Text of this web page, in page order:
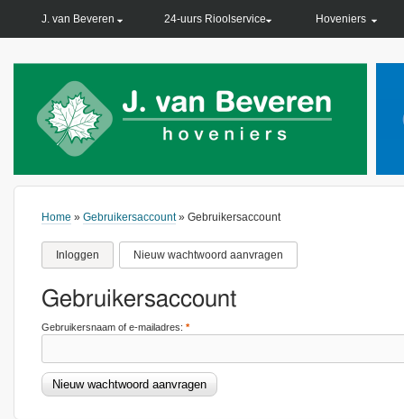
J. van Beveren 24-uurs Rioolservice Hoveniers
Home » Gebruikersaccount» Gebruikersaccount
Inloggen Nieuw wachtwoord aanvragen
Gebruikersaccount
Gebruikersnaam of e-mailadres: *